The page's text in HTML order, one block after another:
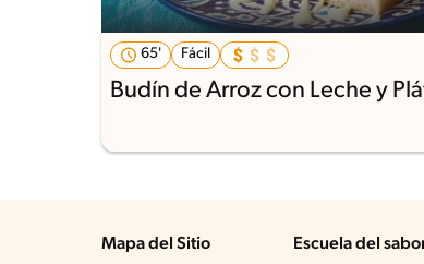
65' Fácil
Budín de Arroz con Leche y
Mapa del Sitio Escuela del